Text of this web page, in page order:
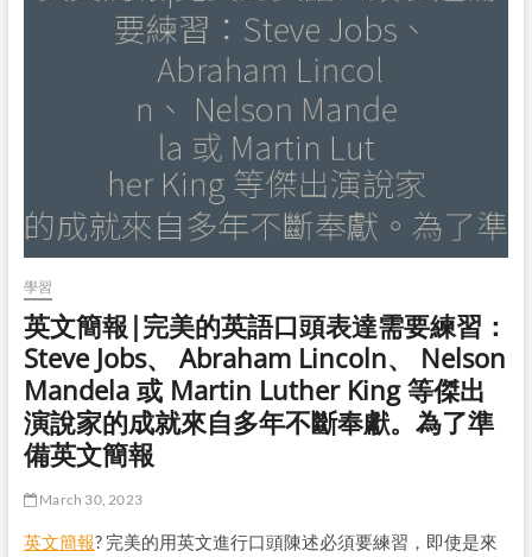
學習
英文簡報|完美的英語口頭表達需要練習：
Steve Jobs、 Abraham Lincoln、 Nelson
Mandela 或 Martin Luther King 等傑出
演說家的成就來自多年不斷奉獻。為了準
備英文簡報
March 30, 2023
英文簡報? 完美的用英文進行口頭陳述必須要練習，即使是來